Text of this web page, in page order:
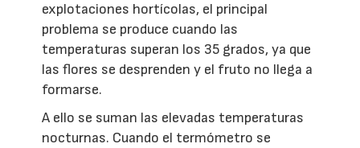
explotaciones hortícolas, el principal
problema se produce cuando las
temperaturas superan los 35 grados, ya que
las flores se desprenden y el fruto no llega a
formarse.
A ello se suman las elevadas temperaturas
nocturnas. Cuando el termómetro se